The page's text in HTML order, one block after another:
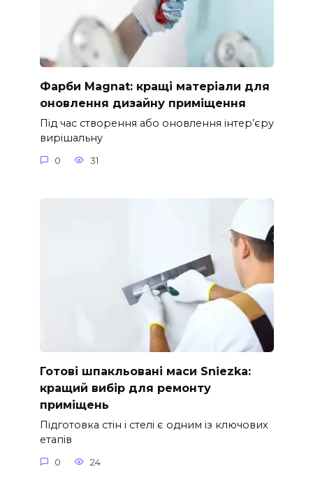
Фарби Magnat: кращі матеріали для
оновлення дизайну приміщення
Під час створення або оновлення інтер’єру
вирішальну
0 31
Готові шпакльовані маси Sniezka:
кращий вибір для ремонту
приміщень
Підготовка стін і стелі є одним із ключових
етапів
0 24